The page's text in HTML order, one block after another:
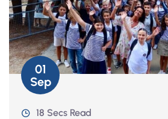
01
Sep
18 Secs Read